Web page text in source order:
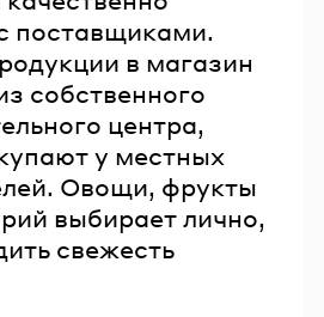
поставщиками.
в магазин
собственного
центра,
у местных
Овощи, фрукты
выбирает лично,
свежесть